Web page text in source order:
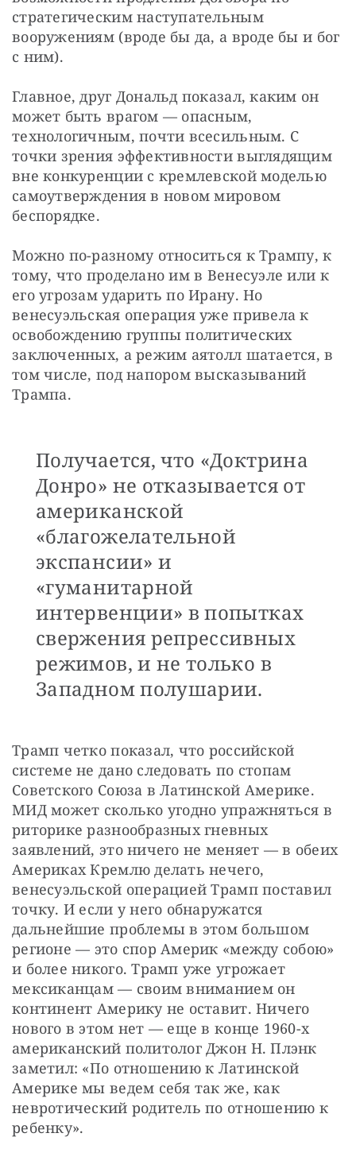
стратегическим наступательным
вооружениям (вроде бы да, а вроде бы и бог
с ним).
Главное, друг Дональд показал, каким он
может быть врагом — опасным,
технологичным, почти всесильным. С
точки зрения эффективности выглядящим
вне конкуренции с кремлевской моделью
самоутверждения в новом мировом
беспорядке.
Можно по-разному относиться к Трампу, к
тому, что проделано им в Венесуэле или к
его угрозам ударить по Ирану. Но
венесуэльская операция уже привела к
освобождению группы политических
заключенных, а режим аятолл шатается, в
том числе, под напором высказываний
Трампа.
Получается, что «Доктрина
Донро» не отказывается от
американской
«благожелательной
экспансии» и
«гуманитарной
интервенции» в попытках
свержения репрессивных
режимов, и не только в
Западном полушарии.
Трамп четко показал, что российской
системе не дано следовать по стопам
Советского Союза в Латинской Америке.
МИД может сколько угодно упражняться в
риторике разнообразных гневных
заявлений, это ничего не меняет — в обеих
Америках Кремлю делать нечего,
венесуэльской операцией Трамп поставил
точку. И если у него обнаружатся
дальнейшие проблемы в этом большом
регионе — это спор Америк «между собою»
и более никого. Трамп уже угрожает
мексиканцам — своим вниманием он
континент Америку не оставит. Ничего
нового в этом нет — еще в конце 1960-х
американский политолог Джон Н. Плэнк
заметил: «По отношению к Латинской
Америке мы ведем себя так же, как
невротический родитель по отношению к
ребенку».